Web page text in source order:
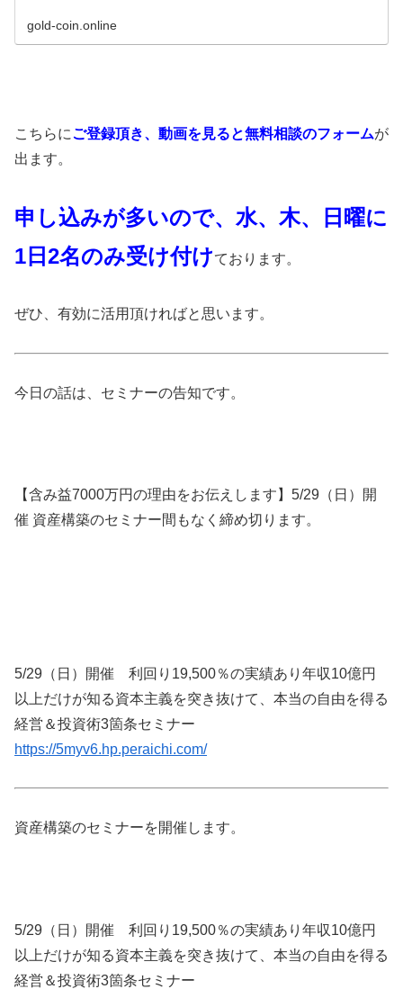
gold-coin.online
こちらにご登録頂き、動画を見ると無料相談のフォームが
出ます。
申し込みが多いので、水、木、日曜に
1日2名のみ受け付けております。
ぜひ、有効に活用頂ければと思います。
今日の話は、セミナーの告知です。
【含み益7000万円の理由をお伝えします】5/29（日）開
催 資産構築のセミナー間もなく締め切ります。
5/29（日）開催 利回り19,500％の実績あり年収10億円
以上だけが知る資本主義を突き抜けて、本当の自由を得る
経営＆投資術3箇条セミナー
https://5myv6.hp.peraichi.com/
資産構築のセミナーを開催します。
5/29（日）開催 利回り19,500％の実績あり年収10億円
以上だけが知る資本主義を突き抜けて、本当の自由を得る
経営＆投資術3箇条セミナー